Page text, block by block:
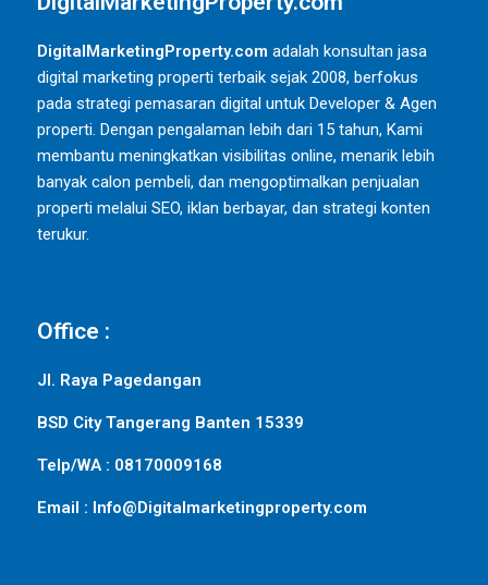
DigitalMarketingProperty.com adalah konsultan jasa
digital marketing properti terbaik sejak 2008, berfokus
pada strategi pemasaran digital untuk Developer & Agen
properti. Dengan pengalaman lebih dari 15 tahun, Kami
membantu meningkatkan visibilitas online, menarik lebih
banyak calon pembeli, dan mengoptimalkan penjualan
properti melalui SEO, iklan berbayar, dan strategi konten
terukur.
Office :
Jl. Raya Pagedangan
BSD City Tangerang Banten 15339
Telp/WA : 08170009168
Email : Info@Digitalmarketingproperty.com